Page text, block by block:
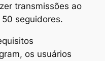
transmissões ao
seguidores.
os usuários